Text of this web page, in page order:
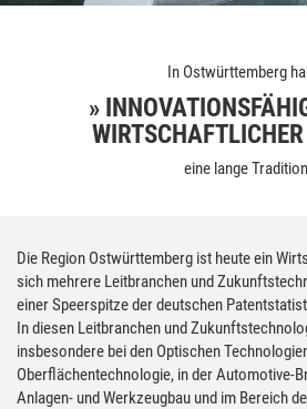
In Ostwürttemberg
»
WIRTSCHAFTLICHER
eine lange
Die Region Ostwürttemberg ist heute ein
sich mehrere Leitbranchen und
einer Speerspitze der deutschen
In diesen Leitbranchen und
insbesondere bei den Optischen
Oberflächentechnologie, in der Automotive-
Anlagen- und Werkzeugbau und im Bereich